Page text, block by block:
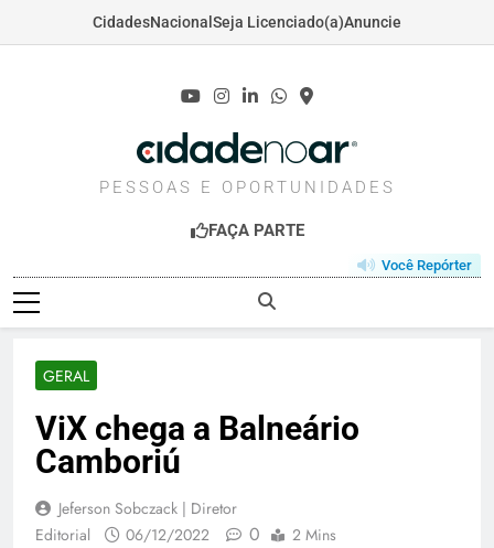
CidadesNacional Seja Licenciado(a)Anuncie
CIDADENOAR.COM
PESSOAS E OPORTUNIDADES
FAÇA PARTE
Você Repórter
GERAL
ViX chega a Balneário
Camboriú
Jeferson Sobczack | Diretor
Editorial
06/12/2022 0 2 Mins